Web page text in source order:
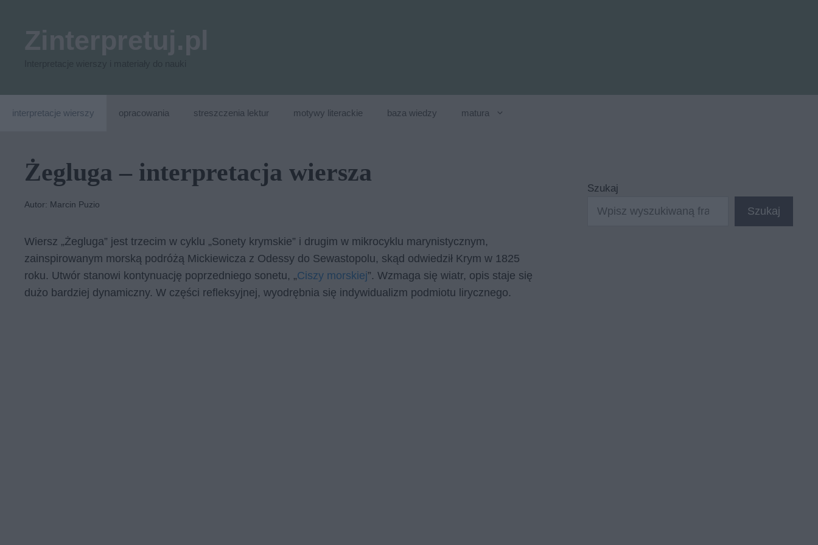
interpretacje wierszy opracowania streszczenia lektur motywy literackie baza wiedzy matura
Żegluga – interpretacja wiersza
Autor: Marcin Puzio
Wiersz „Żegluga” jest trzecim w cyklu „Sonety krymskie” i drugim w mikrocyklu marynistycznym,
zainspirowanym morską podróżą Mickiewicza z Odessy do Sewastopolu, skąd odwiedził Krym w 1825
roku. Utwór stanowi kontynuację poprzedniego sonetu, „Ciszy morskiej”. Wzmaga się wiatr, opis staje się
dużo bardziej dynamiczny. W części refleksyjnej, wyodrębnia się indywidualizm podmiotu lirycznego.
Szukaj
Szukaj